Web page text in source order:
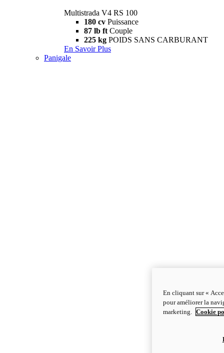
Multistrada V4 RS 100
180 cv Puissance
87 lb ft Couple
225 kg POIDS SANS CARBURANT
En Savoir Plus
Panigale
En cliquant sur «
pour améliorer la
marketing.
Cookie